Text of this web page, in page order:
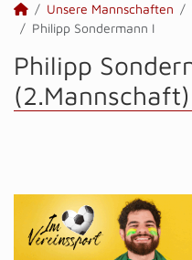
Unsere Mannschaften
Philipp Sondermann I
Philipp
(2.Mannschaft)